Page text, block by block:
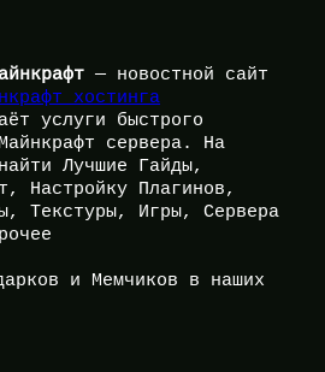
— новостной сайт
хостинга
услуги быстрого
сервера. На
Лучшие Гайды,
Настройку Плагинов,
Текстуры, Игры, Сервера
и Мемчиков в наших